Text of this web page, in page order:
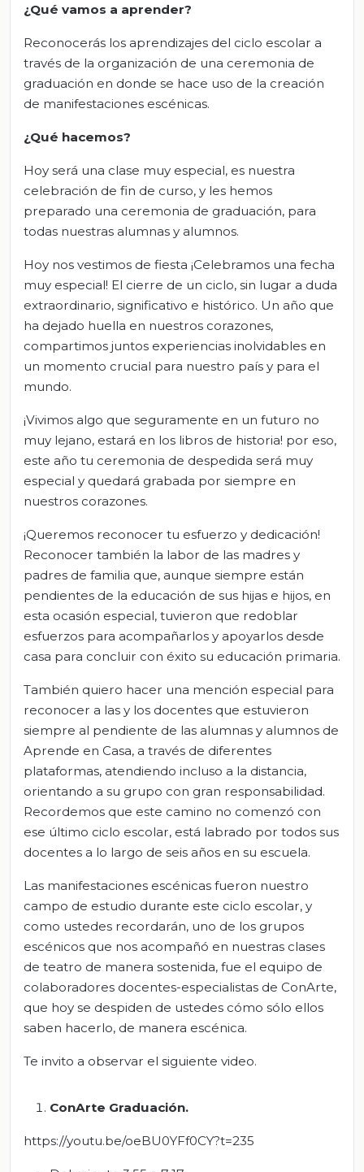
¿Qué vamos a aprender?
Reconocerás los aprendizajes del ciclo escolar a
través de la organización de una ceremonia de
graduación en donde se hace uso de la creación
de manifestaciones escénicas.
¿Qué hacemos?
Hoy será una clase muy especial, es nuestra
celebración de fin de curso, y les hemos
preparado una ceremonia de graduación, para
todas nuestras alumnas y alumnos.
Hoy nos vestimos de fiesta ¡Celebramos una fecha
muy especial! El cierre de un ciclo, sin lugar a duda
extraordinario, significativo e histórico. Un año que
ha dejado huella en nuestros corazones,
compartimos juntos experiencias inolvidables en
un momento crucial para nuestro país y para el
mundo.
¡Vivimos algo que seguramente en un futuro no
muy lejano, estará en los libros de historia! por eso,
este año tu ceremonia de despedida será muy
especial y quedará grabada por siempre en
nuestros corazones.
¡Queremos reconocer tu esfuerzo y dedicación!
Reconocer también la labor de las madres y
padres de familia que, aunque siempre están
pendientes de la educación de sus hijas e hijos, en
esta ocasión especial, tuvieron que redoblar
esfuerzos para acompañarlos y apoyarlos desde
casa para concluir con éxito su educación primaria.
También quiero hacer una mención especial para
reconocer a las y los docentes que estuvieron
siempre al pendiente de las alumnas y alumnos de
Aprende en Casa, a través de diferentes
plataformas, atendiendo incluso a la distancia,
orientando a su grupo con gran responsabilidad.
Recordemos que este camino no comenzó con
ese último ciclo escolar, está labrado por todos sus
docentes a lo largo de seis años en su escuela.
Las manifestaciones escénicas fueron nuestro
campo de estudio durante este ciclo escolar, y
como ustedes recordarán, uno de los grupos
escénicos que nos acompañó en nuestras clases
de teatro de manera sostenida, fue el equipo de
colaboradores docentes-especialistas de ConArte,
que hoy se despiden de ustedes cómo sólo ellos
saben hacerlo, de manera escénica.
Te invito a observar el siguiente video.
ConArte Graduación.
https://youtu.be/oeBU0YFf0CY?t=235